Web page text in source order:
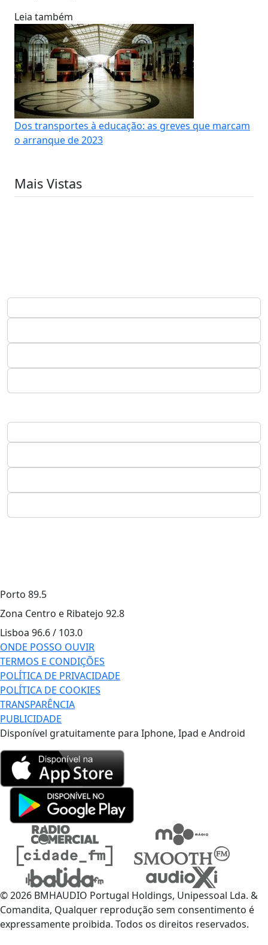
Leia também
Dos transportes à educação: as greves que marcam
o arranque de 2023
Mais Vistas
Porto 89.5
Zona Centro e Ribatejo 92.8
Lisboa 96.6 / 103.0
ONDE POSSO OUVIR
TERMOS E CONDIÇÕES
POLÍTICA DE PRIVACIDADE
POLÍTICA DE COOKIES
TRANSPARÊNCIA
PUBLICIDADE
Disponível gratuitamente para Iphone, Ipad e Android
© 2026 BMHAUDIO Portugal Holdings, Unipessoal Lda. &
Comandita, Qualquer reprodução sem consentimento é
expressamente proibida. Todos os direitos reservados.